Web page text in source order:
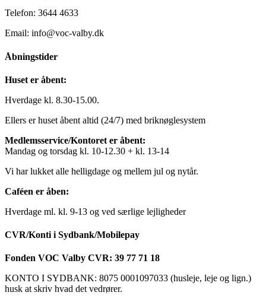
Telefon: 3644 4633
Email: info@voc-valby.dk
Åbningstider
Huset er åbent:
Hverdage kl. 8.30-15.00.
Ellers er huset åbent altid (24/7) med briknøglesystem
Medlemsservice/Kontoret er åbent:
Mandag og torsdag kl. 10-12.30 + kl. 13-14
Vi har lukket alle helligdage og mellem jul og nytår.
Caféen er åben:
Hverdage ml. kl. 9-13 og ved særlige lejligheder
CVR/Konti i Sydbank/Mobilepay
Fonden VOC Valby CVR: 39 77 71 18
KONTO I SYDBANK: 8075 0001097033 (husleje, leje og lign.)
husk at skriv hvad det vedrører.